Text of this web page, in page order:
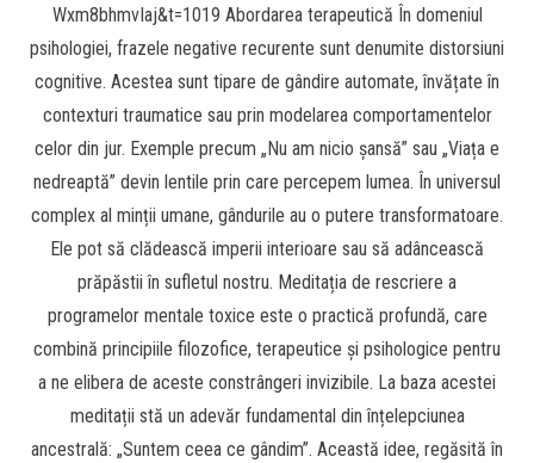
Wxm8bhmvIaj&t=1019 Abordarea terapeutică În domeniul
psihologiei, frazele negative recurente sunt denumite distorsiuni
cognitive. Acestea sunt tipare de gândire automate, învățate în
contexturi traumatice sau prin modelarea comportamentelor
celor din jur. Exemple precum „Nu am nicio șansă” sau „Viața e
nedreaptă” devin lentile prin care percepem lumea. În universul
complex al minții umane, gândurile au o putere transformatoare.
Ele pot să clădească imperii interioare sau să adâncească
prăpăstii în sufletul nostru. Meditația de rescriere a
programelor mentale toxice este o practică profundă, care
combină principiile filozofice, terapeutice și psihologice pentru
a ne elibera de aceste constrângeri invizibile. La baza acestei
meditații stă un adevăr fundamental din înțelepciunea
ancestrală: „Suntem ceea ce gândim”. Această idee, regăsită în